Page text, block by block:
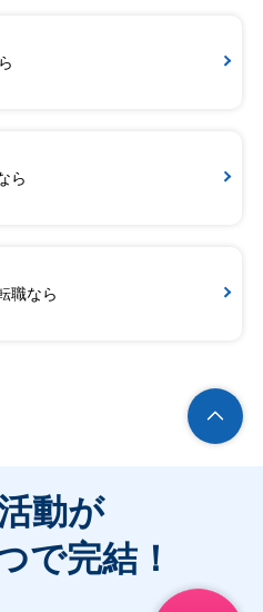
ら
職なら
動が
で完結！